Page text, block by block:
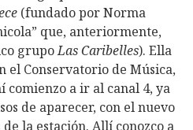
(fundado por Norma
que, anteriormente,
grupoLas Caribelles). Ella
el Conservatorio de Música,
comienzo a ir al canal 4, ya
de aparecer, con el nuevo
la estación. Allí conozco a